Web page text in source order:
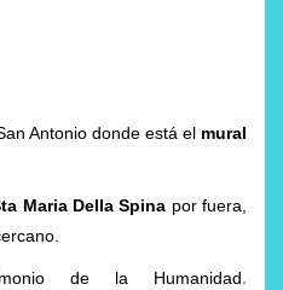
Antonio donde está el mural
Maria Della Spina por fuera,
de la Humanidad.